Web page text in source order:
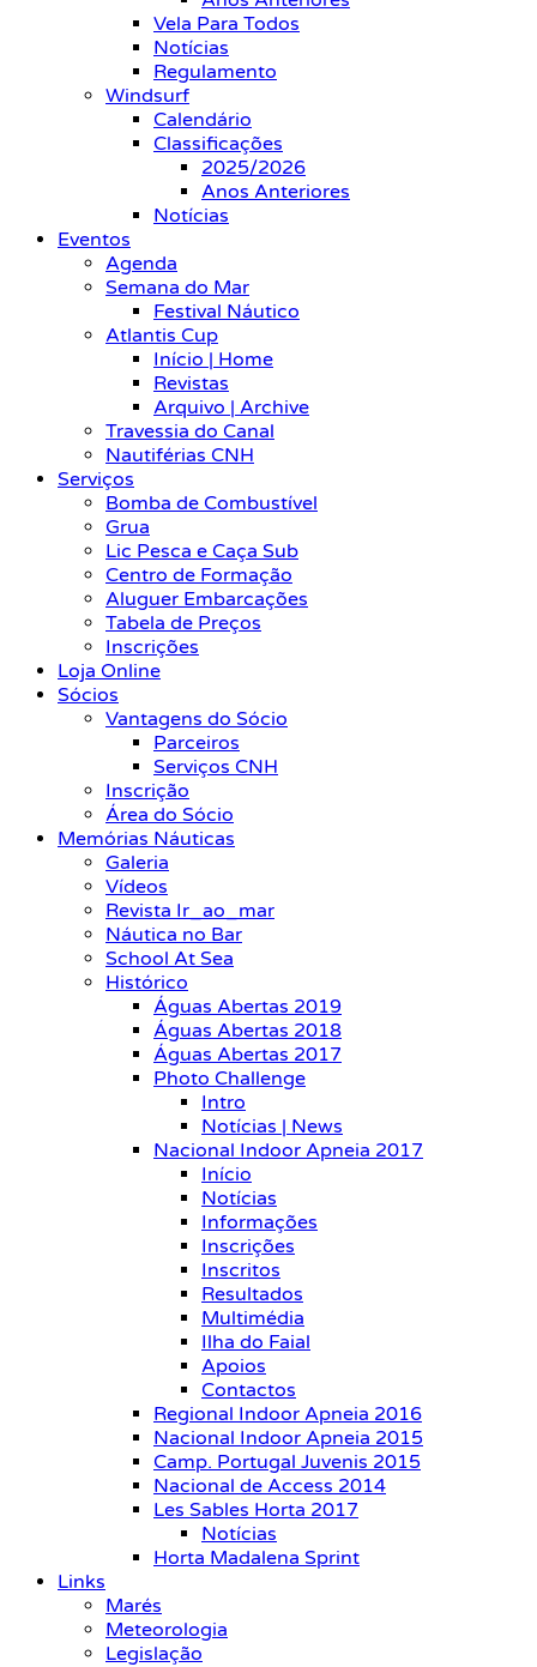
Vela Para Todos
Notícias
Regulamento
Windsurf
Calendário
Classificações
2025/2026
Anos Anteriores
Notícias
Eventos
Agenda
Semana do Mar
Festival Náutico
Atlantis Cup
Início | Home
Revistas
Arquivo | Archive
Travessia do Canal
Nautiférias CNH
Serviços
Bomba de Combustível
Grua
Lic Pesca e Caça Sub
Centro de Formação
Aluguer Embarcações
Tabela de Preços
Inscrições
Loja Online
Sócios
Vantagens do Sócio
Parceiros
Serviços CNH
Inscrição
Área do Sócio
Memórias Náuticas
Galeria
Vídeos
Revista Ir_ao_mar
Náutica no Bar
School At Sea
Histórico
Águas Abertas 2019
Águas Abertas 2018
Águas Abertas 2017
Photo Challenge
Intro
Notícias | News
Nacional Indoor Apneia 2017
Início
Notícias
Informações
Inscrições
Inscritos
Resultados
Multimédia
Ilha do Faial
Apoios
Contactos
Regional Indoor Apneia 2016
Nacional Indoor Apneia 2015
Camp. Portugal Juvenis 2015
Nacional de Access 2014
Les Sables Horta 2017
Notícias
Horta Madalena Sprint
Links
Marés
Meteorologia
Legislação